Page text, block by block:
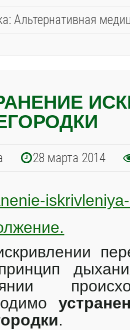
Альтернативная
28 марта 2014
.